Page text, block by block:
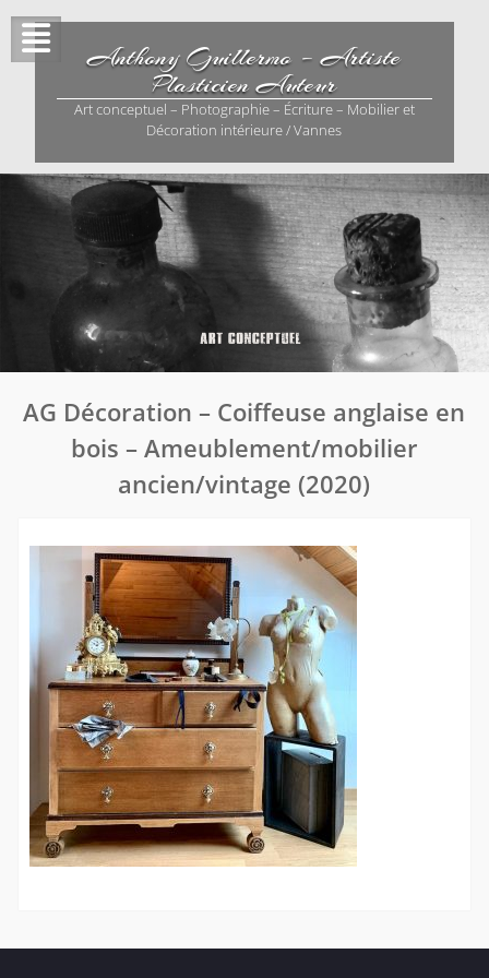
content
Anthony Guillermo – Artiste
Plasticien Auteur
Art conceptuel – Photographie – Écriture – Mobilier et
Décoration intérieure / Vannes
AG Décoration – Coiffeuse anglaise en
bois – Ameublement/mobilier
ancien/vintage (2020)